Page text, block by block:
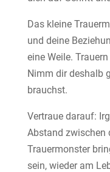
Das kleine
und deine
eine Weile.
Nimm dir deshalb
brauchst.
Vertraue darauf:
Abstand zwischen
Trauermonster
sein, wieder am